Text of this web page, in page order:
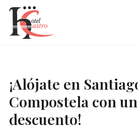
¡Alójate en
Compostela con un
descuento!